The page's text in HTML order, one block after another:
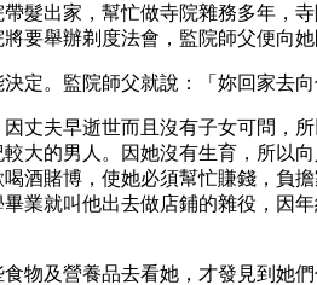
髮出家，幫忙做寺院雜務多年，
要舉辦剃度法會，監院師父便向她
定。監院師父就說：「妳回家去
丈夫早逝世而且沒有子女可問，
大的男人。因她沒有生育，所以
酒賭博，使她必須幫忙賺錢，負
業就叫他出去做店鋪的雜役，因
物及營養品去看她，才發見到她